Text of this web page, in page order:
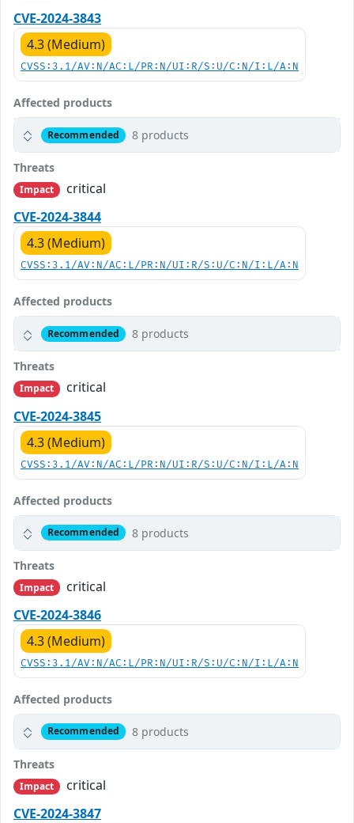
CVE-2024-3843
4.3 (Medium)
CVSS:3.1/AV:N/AC:L/PR:N/UI:R/S:U/C:N/I:L/A:N
Affected products
Recommended 8 products
Threats
Impact
critical
CVE-2024-3844
4.3 (Medium)
CVSS:3.1/AV:N/AC:L/PR:N/UI:R/S:U/C:N/I:L/A:N
Affected products
Recommended 8 products
Threats
Impact
critical
CVE-2024-3845
4.3 (Medium)
CVSS:3.1/AV:N/AC:L/PR:N/UI:R/S:U/C:N/I:L/A:N
Affected products
Recommended 8 products
Threats
Impact
critical
CVE-2024-3846
4.3 (Medium)
CVSS:3.1/AV:N/AC:L/PR:N/UI:R/S:U/C:N/I:L/A:N
Affected products
Recommended 8 products
Threats
Impact
critical
CVE-2024-3847